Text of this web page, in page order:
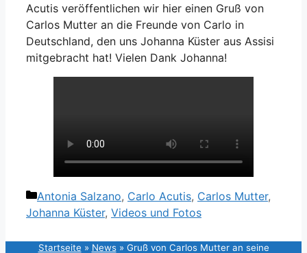
Acutis veröffentlichen wir hier einen Gruß von
Carlos Mutter an die Freunde von Carlo in
Deutschland, den uns Johanna Küster aus Assisi
mitgebracht hat! Vielen Dank Johanna!
Kategorien
Antonia Salzano, Carlo Acutis, Carlos Mutter,
Johanna Küster, Videos und Fotos
Startseite » News» Gruß von Carlos Mutter an seine